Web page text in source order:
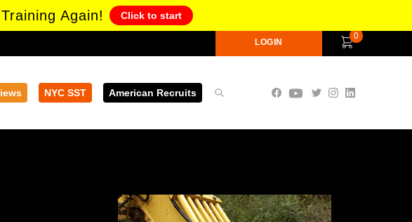
Again! Click to start
LOGIN
0
NYC SST American Recruits